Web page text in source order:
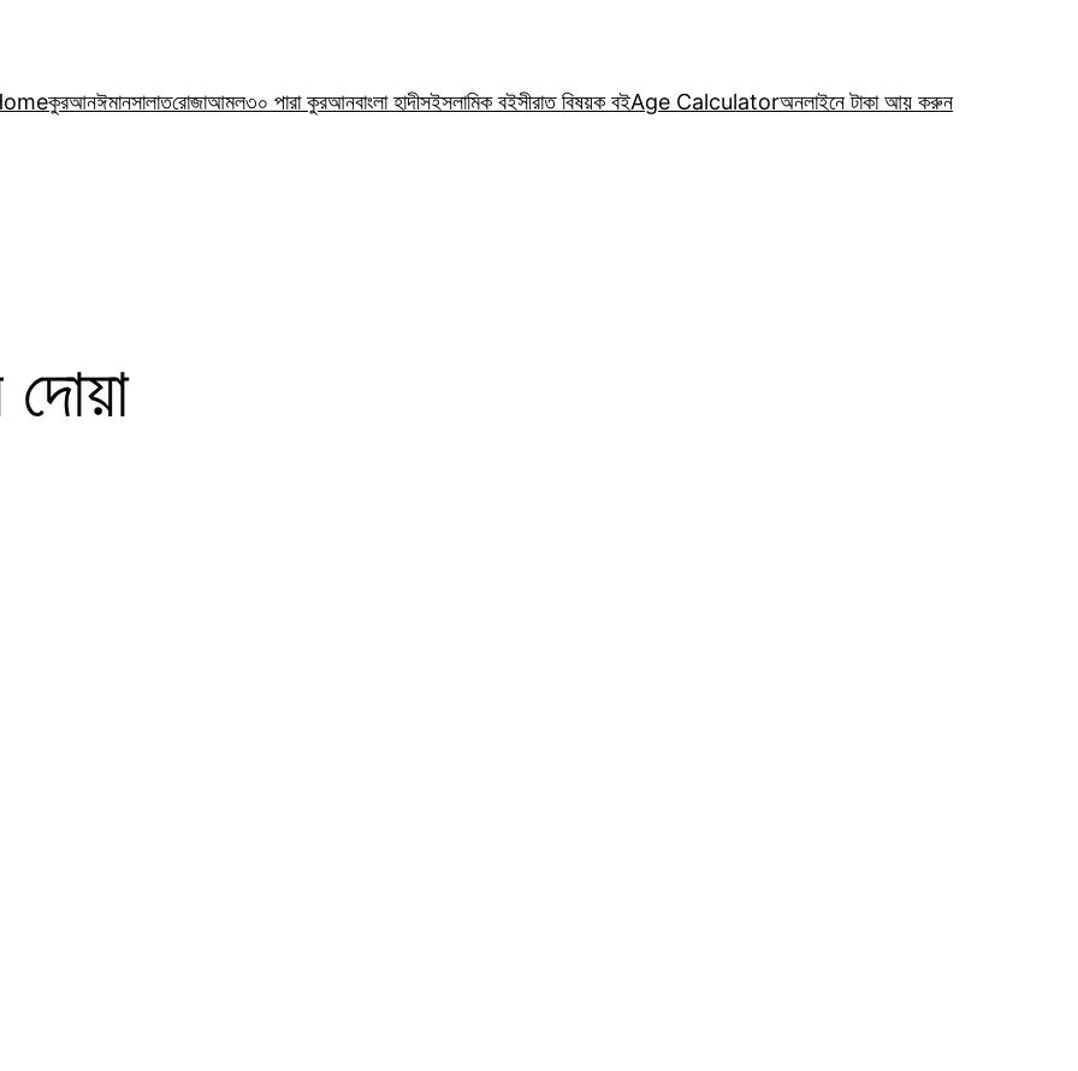
কুরআনঈমানসালাতরোজাআমল৩০ পারা কুরআনবাংলা হাদীসইসলামিক বইসীরাত বিষয়ক বইAge Calculatorঅনলাইনে টাকা আয় করুন
দোয়া